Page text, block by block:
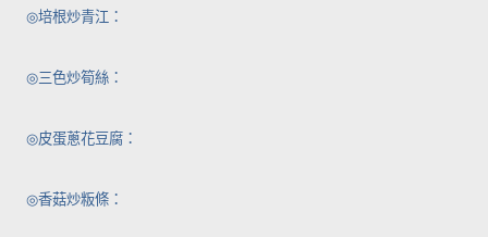
◎培根炒青江：
◎三色炒筍絲：
◎皮蛋蔥花豆腐：
◎香菇炒粄條：